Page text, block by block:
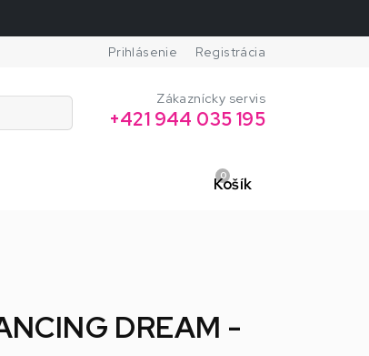
Prihlásenie Registrácia
Zákaznícky servis
+421 944 035 195
0
Košík
DREAM -